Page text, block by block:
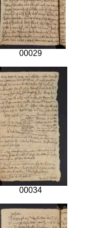
00029
00034